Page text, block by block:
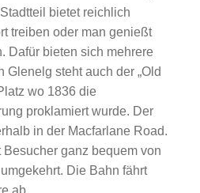
bietet reichlich
treiben oder man genießt
Dafür bieten sich mehrere
Glenelg steht auch der „Old
wo 1836 die
proklamiert wurde. Der
in der Macfarlane Road.
ganz bequem von
Die Bahn fährt
ab.